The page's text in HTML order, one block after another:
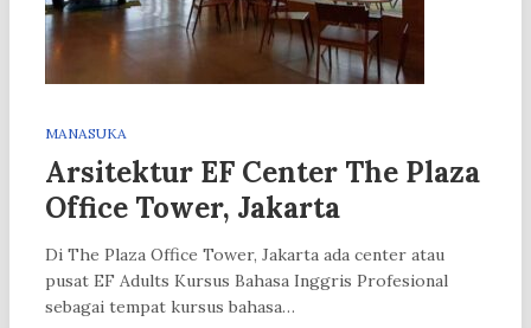
MANASUKA
Arsitektur EF Center The Plaza
Office Tower, Jakarta
Di The Plaza Office Tower, Jakarta ada center atau
pusat EF Adults Kursus Bahasa Inggris Profesional
sebagai tempat kursus bahasa…